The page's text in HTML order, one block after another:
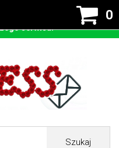
0
Szukaj
czyli tzw ciastek w celu
przyjmowanie cookies
serwisu.